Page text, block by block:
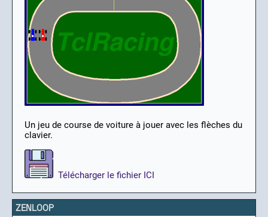
Un jeu de course de voiture à jouer avec les flèches du
clavier.
Télécharger le fichier ICI
ZENLOOP